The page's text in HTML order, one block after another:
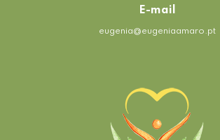
E-mail
eugenia@eugeniaamaro.pt